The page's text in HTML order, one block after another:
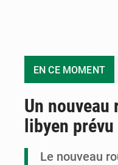
EN CE MOMENT
Un nouveau
libyen
Le nouveau